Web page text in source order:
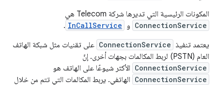
المكونات الرئيسية التي تديرها شركة Telecom هي
ConnectionService و InCallService
.
يعتمد تنفيذ ConnectionService على تقنيات مثل شبكة الهاتف
العام (PSTN) لربط المكالمات بجهات أخرى. إنّ
ConnectionService الأكثر شيوعًا على الهاتف هو
ConnectionService الهاتفي. يربط المكالمات التي تتم من خلال